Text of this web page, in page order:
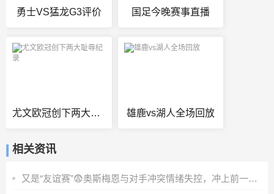
勇士VS猛龙G3评价 国足今晚赛事直播
尤文欧冠创下两大耻辱纪录 雄鹿vs湖人全场回放
相关资讯
又是“友谊赛”😨奥斯梅恩与对手冲突情绪失控，冲上前一把推翻